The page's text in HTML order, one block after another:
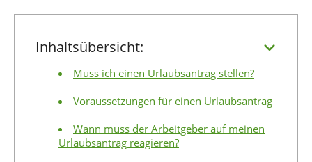
Inhaltsübersicht:
Muss ich einen Urlaubsantrag stellen?
Voraussetzungen für einen Urlaubsantrag
Wann muss der Arbeitgeber auf meinen
Urlaubsantrag reagieren?